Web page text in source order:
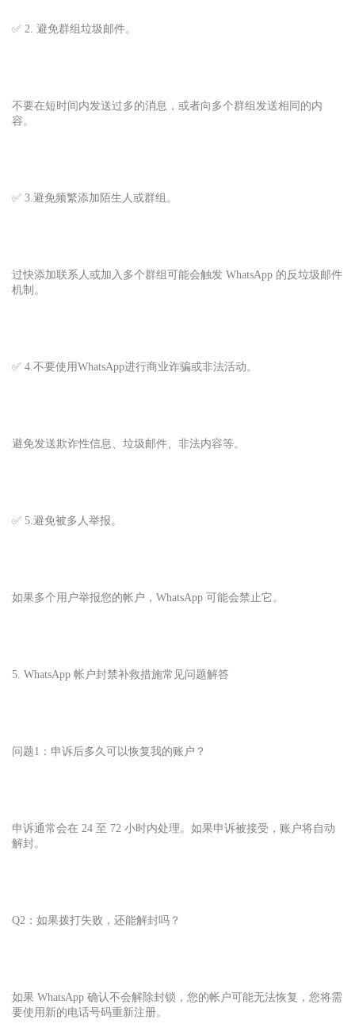
✅ 2. 避免群组垃圾邮件。
不要在短时间内发送过多的消息，或者向多个群组发送相同的内
容。
✅ 3.避免频繁添加陌生人或群组。
过快添加联系人或加入多个群组可能会触发 WhatsApp 的反垃圾邮件
机制。
✅ 4.不要使用WhatsApp进行商业诈骗或非法活动。
避免发送欺诈性信息、垃圾邮件、非法内容等。
✅ 5.避免被多人举报。
如果多个用户举报您的帐户，WhatsApp 可能会禁止它。
5. WhatsApp 帐户封禁补救措施常见问题解答
问题1：申诉后多久可以恢复我的账户？
申诉通常会在 24 至 72 小时内处理。如果申诉被接受，账户将自动
解封。
Q2：如果拨打失败，还能解封吗？
如果 WhatsApp 确认不会解除封锁，您的帐户可能无法恢复，您将需
要使用新的电话号码重新注册。